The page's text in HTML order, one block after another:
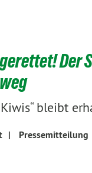
bleibt
| Pressemitteilung